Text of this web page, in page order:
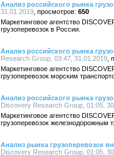
Анализ российского рынка
31.01.2019
650
Маркетинговое агентство
грузоперевозок в России.
Анализ российского рынка
Research Group, 03:47, 31.01.2019
Маркетинговое агентство
грузоперевозок морским
Анализ российского рынка
Discovery Research Group, 01:05,
Маркетинговое агентство
грузоперевозок железнодорожным
Анализ рынка грузоперевозок
Discovery Research Group, 01:05,